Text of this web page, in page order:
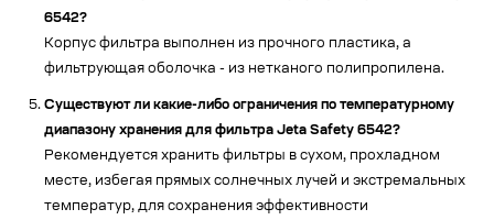
6542?
Корпус фильтра выполнен из прочного пластика, а
фильтрующая оболочка - из нетканого полипропилена.
Существуют ли какие-либо ограничения по температурному
диапазону хранения для фильтра Jeta Safety 6542?
Рекомендуется хранить фильтры в сухом, прохладном
месте, избегая прямых солнечных лучей и экстремальных
температур, для сохранения эффективности